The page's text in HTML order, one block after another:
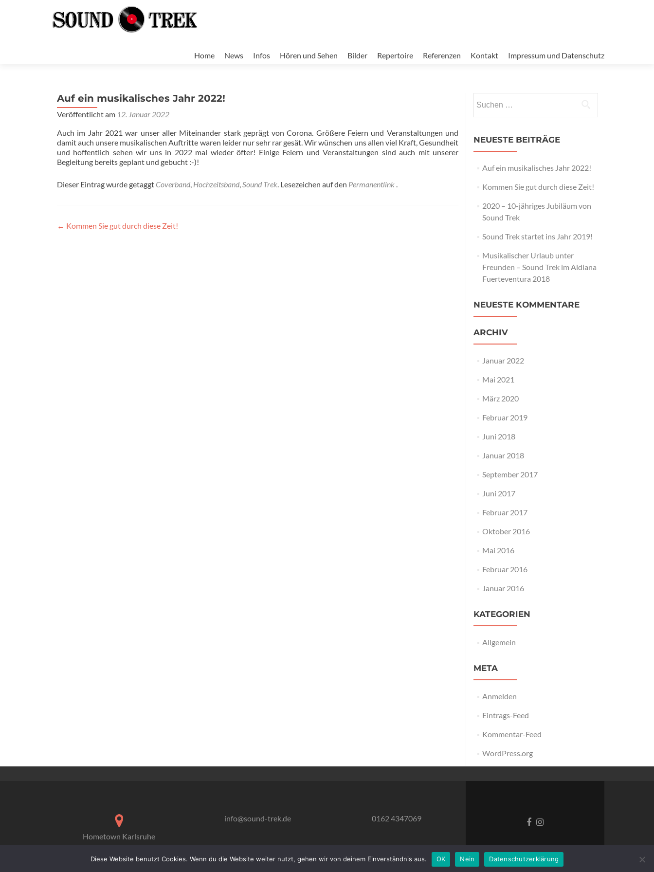
Inhalt
Home News Infos Hören und Sehen Bilder Repertoire Referenzen Kontakt Impressum und Datenschutz
Auf ein musikalisches Jahr 2022!
Veröffentlicht am 12. Januar 2022
Auch im Jahr 2021 war unser aller Miteinander stark geprägt von Corona. Größere Feiern und Veranstaltungen und
damit auch unsere musikalischen Auftritte waren leider nur sehr rar gesät. Wir wünschen uns allen viel Kraft, Gesundheit
und hoffentlich sehen wir uns in 2022 mal wieder öfter! Einige Feiern und Veranstaltungen sind auch mit unserer
Begleitung bereits geplant und gebucht :-)!
Dieser Eintrag wurde getaggt Coverband, Hochzeitsband,Sound Trek. Lesezeichen auf den Permanentlink.
Beitragsnavigation
← Kommen Sie gut durch diese Zeit!
nach:
NEUESTE BEITRÄGE
Auf ein musikalisches Jahr 2022!
Kommen Sie gut durch diese Zeit!
2020 – 10-jähriges Jubiläum von
Sound Trek
Sound Trek startet ins Jahr 2019!
Musikalischer Urlaub unter
Freunden – Sound Trek im Aldiana
Fuerteventura 2018
NEUESTE KOMMENTARE
ARCHIV
Januar 2022
Mai 2021
März 2020
Februar 2019
Juni 2018
Januar 2018
September 2017
Juni 2017
Februar 2017
Oktober 2016
Mai 2016
Februar 2016
Januar 2016
KATEGORIEN
Allgemein
META
Anmelden
Eintrags-Feed
Kommentar-Feed
WordPress.org
Hometown Karlsruhe
info@sound-trek.de 0162 4347069
Facebook-
Instagram
Diese Website benutzt Cookies. Wenn du die Website weiter nutzt, gehen wir von deinem Einverständnis aus. OK Nein Datenschutzerklärung